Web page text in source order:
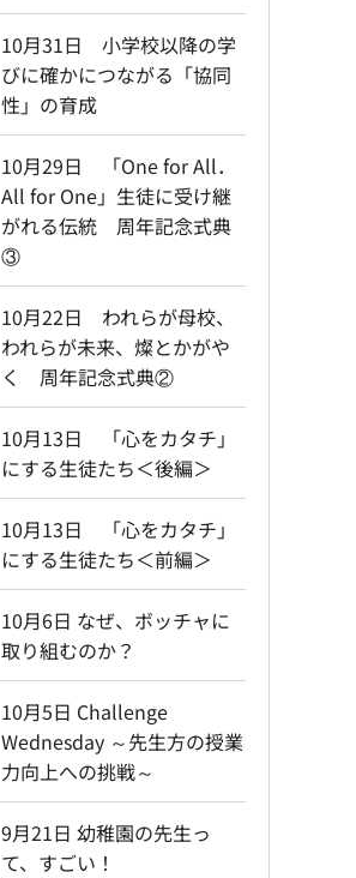
10月31日 小学校以降の学
びに確かにつながる「協同
性」の育成
10月29日 「One for All．
All for One」生徒に受け継
がれる伝統 周年記念式典
③
10月22日 われらが母校、
われらが未来、燦とかがや
く 周年記念式典②
10月13日 「心をカタチ」
にする生徒たち＜後編＞
10月13日 「心をカタチ」
にする生徒たち＜前編＞
10月6日 なぜ、ボッチャに
取り組むのか？
10月5日 Challenge
Wednesday ～先生方の授業
力向上への挑戦～
9月21日 幼稚園の先生っ
て、すごい！